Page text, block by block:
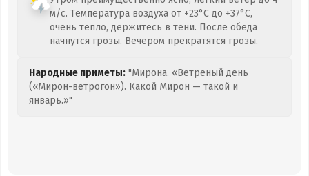
м/с. Температура воздуха от +23°C до +37°C,
очень тепло, держитесь в тени. После обеда
начнутся грозы. Вечером прекратятся грозы.
Народные приметы: "Мирона. «Ветреный день
(«Мирон-ветрогон»). Какой Мирон — такой и
январь.»"